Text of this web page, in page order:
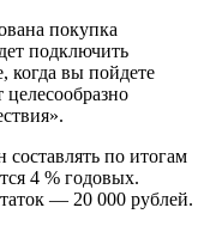
покупка
подключить
когда вы пойдете
целесообразно
по итогам
4 % годовых.
— 20 000 рублей.